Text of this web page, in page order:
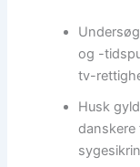
og -
tv-
Husk
danskere